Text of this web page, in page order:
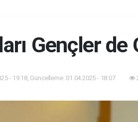
Gençler
- 19:18, Güncelleme: 01.04.2025 - 18:07